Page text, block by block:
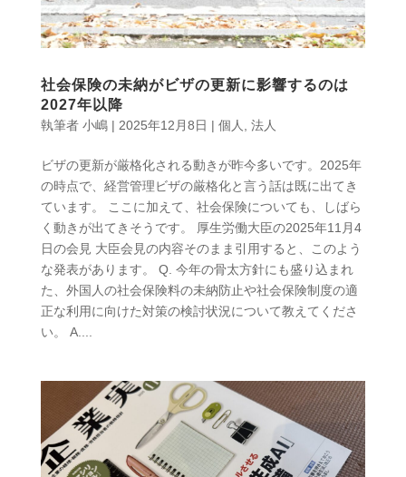
社会保険の未納がビザの更新に影響するのは
2027年以降
執筆者 小嶋| 2025年12月8日 | 個人 法人
ビザの更新が厳格化される動きが昨今多いです。2025年
の時点で、経営管理ビザの厳格化と言う話は既に出てき
ています。 ここに加えて、社会保険についても、しばら
く動きが出てきそうです。 厚生労働大臣の2025年11月4
日の会見 大臣会見の内容そのまま引用すると、このよう
な発表があります。 Q. 今年の骨太方針にも盛り込まれ
た、外国人の社会保険料の未納防止や社会保険制度の適
正な利用に向けた対策の検討状況について教えてくださ
い。 A....